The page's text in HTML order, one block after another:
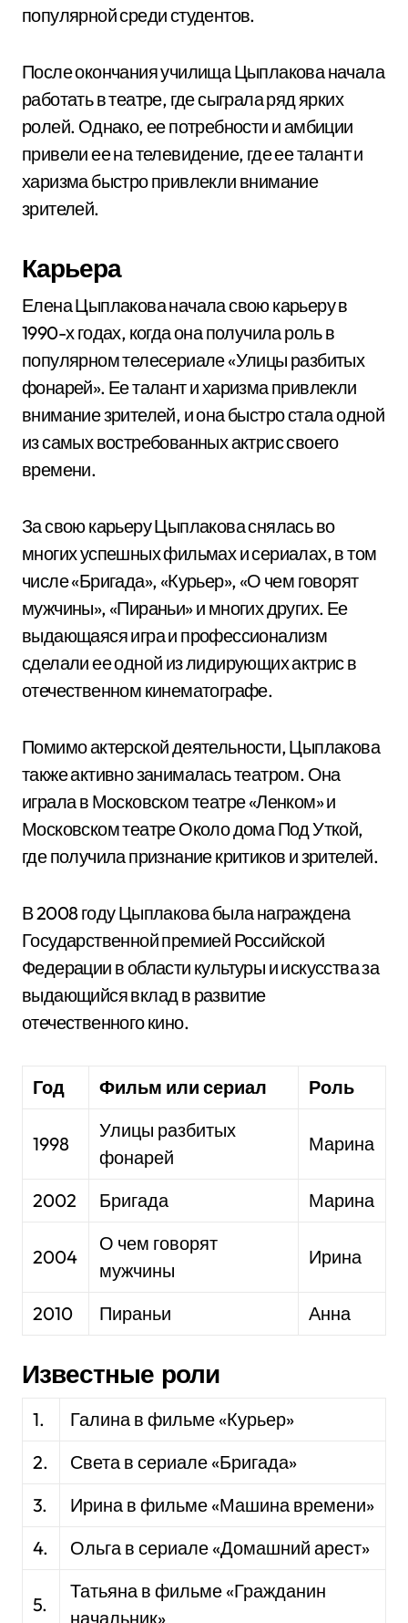
популярной среди студентов.
После окончания училища Цыплакова начала
работать в театре, где сыграла ряд ярких
ролей. Однако, ее потребности и амбиции
привели ее на телевидение, где ее талант и
харизма быстро привлекли внимание
зрителей.
Карьера
Елена Цыплакова начала свою карьеру в
1990-х годах, когда она получила роль в
популярном телесериале «Улицы разбитых
фонарей». Ее талант и харизма привлекли
внимание зрителей, и она быстро стала одной
из самых востребованных актрис своего
времени.
За свою карьеру Цыплакова снялась во
многих успешных фильмах и сериалах, в том
числе «Бригада», «Курьер», «О чем говорят
мужчины», «Пираньи» и многих других. Ее
выдающаяся игра и профессионализм
сделали ее одной из лидирующих актрис в
отечественном кинематографе.
Помимо актерской деятельности, Цыплакова
также активно занималась театром. Она
играла в Московском театре «Ленком» и
Московском театре Около дома Под Уткой,
где получила признание критиков и зрителей.
В 2008 году Цыплакова была награждена
Государственной премией Российской
Федерации в области культуры и искусства за
выдающийся вклад в развитие
отечественного кино.
Год Фильм или сериал Роль
1998
Улицы разбитых
фонарей
Марина
2002 Бригада Марина
2004
О чем говорят
мужчины
Ирина
2010 Пираньи Анна
Известные роли
1.
Галина в фильме «Курьер»
2.
Света в сериале «Бригада»
3.
Ирина в фильме «Машина времени»
4.
Ольга в сериале «Домашний арест»
5.
Татьяна в фильме «Гражданин
начальник»